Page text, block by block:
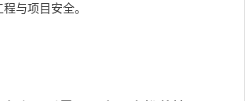
与项目安全。